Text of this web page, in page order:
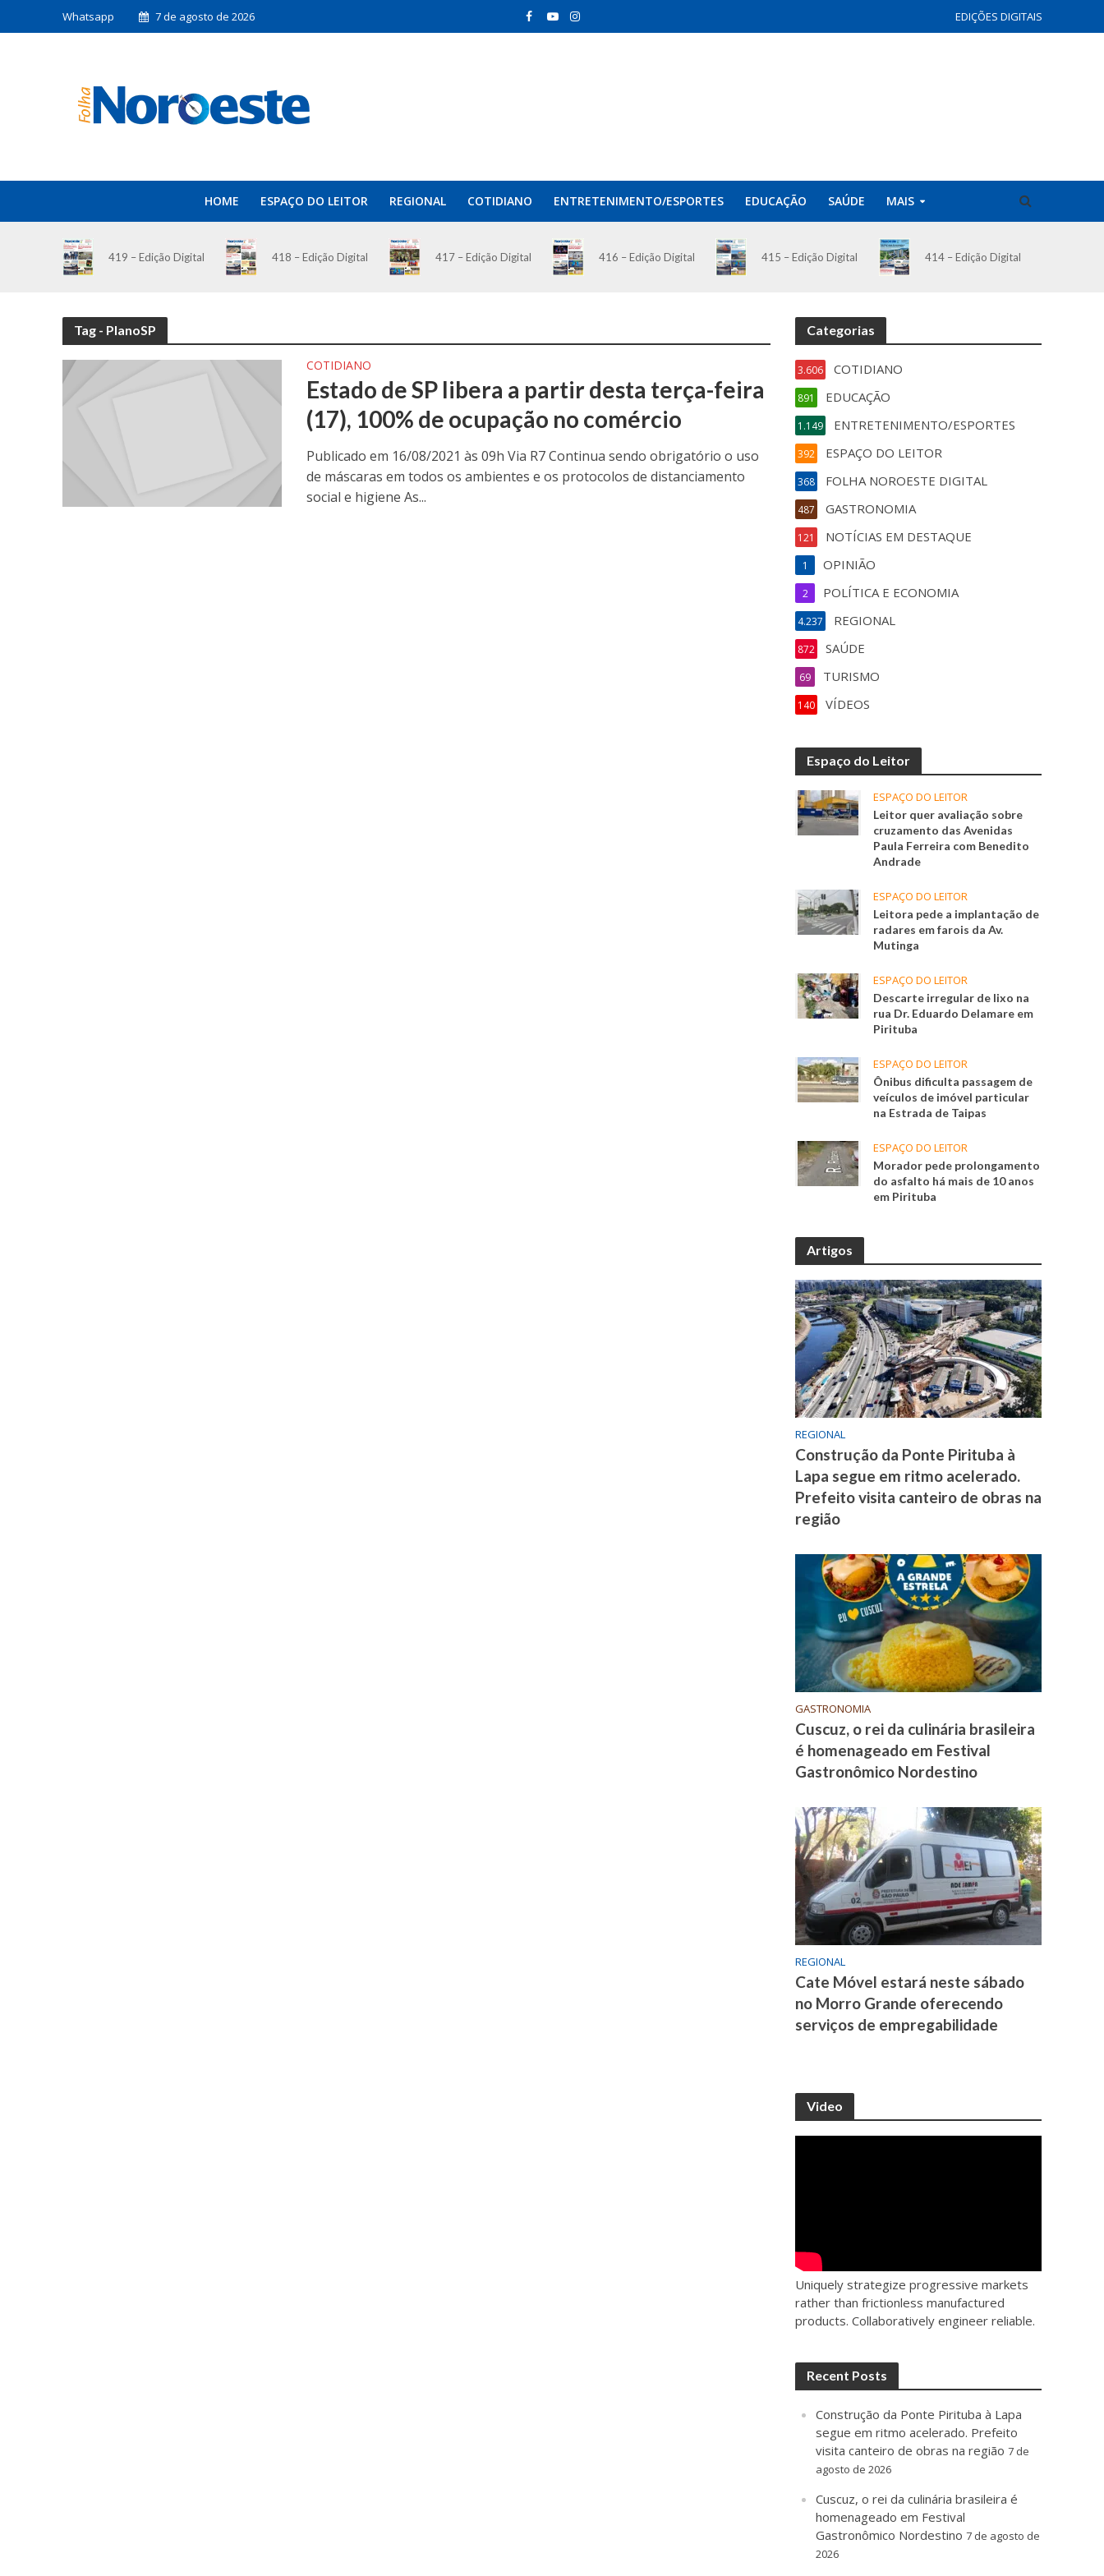
Whatsapp 7 de agosto de 2026 EDIÇÕES DIGITAIS
HOME ESPAÇO DO LEITOR REGIONAL COTIDIANO ENTRETENIMENTO/ESPORTES EDUCAÇÃO SAÚDE MAIS
419 – Edição Digital 418 – Edição Digital 417 – Edição Digital 416 – Edição Digital 415 – Edição Digital 414 – Edição Digital
Tag - PlanoSP
COTIDIANO
Estado de SP libera a partir desta terça-feira
(17), 100% de ocupação no comércio
Publicado em 16/08/2021 às 09h Via R7 Continua sendo obrigatório o uso
de máscaras em todos os ambientes e os protocolos de distanciamento
social e higiene As...
Categorias
COTIDIANO
3.606
EDUCAÇÃO
891
ENTRETENIMENTO/ESPORTES
1.149
ESPAÇO DO LEITOR
392
FOLHA NOROESTE DIGITAL
368
GASTRONOMIA
487
NOTÍCIAS EM DESTAQUE
121
OPINIÃO
1
POLÍTICA E ECONOMIA
2
REGIONAL
4.237
SAÚDE
872
TURISMO
69
VÍDEOS
140
Espaço do Leitor
ESPAÇO DO LEITOR
Leitor quer avaliação sobre
cruzamento das Avenidas
Paula Ferreira com Benedito
Andrade
ESPAÇO DO LEITOR
Leitora pede a implantação de
radares em farois da Av.
Mutinga
ESPAÇO DO LEITOR
Descarte irregular de lixo na
rua Dr. Eduardo Delamare em
Pirituba
ESPAÇO DO LEITOR
Ônibus dificulta passagem de
veículos de imóvel particular
na Estrada de Taipas
ESPAÇO DO LEITOR
Morador pede prolongamento
do asfalto há mais de 10 anos
em Pirituba
Artigos
REGIONAL
Construção da Ponte Pirituba à
Lapa segue em ritmo acelerado.
Prefeito visita canteiro de obras na
região
GASTRONOMIA
Cuscuz, o rei da culinária brasileira
é homenageado em Festival
Gastronômico Nordestino
REGIONAL
Cate Móvel estará neste sábado
no Morro Grande oferecendo
serviços de empregabilidade
Video
Uniquely strategize progressive markets
rather than frictionless manufactured
products. Collaboratively engineer reliable.
Recent Posts
Construção da Ponte Pirituba à Lapa
segue em ritmo acelerado. Prefeito
visita canteiro de obras na região 7 de
agosto de 2026
Cuscuz, o rei da culinária brasileira é
homenageado em Festival
Gastronômico Nordestino 7 de agosto de
2026